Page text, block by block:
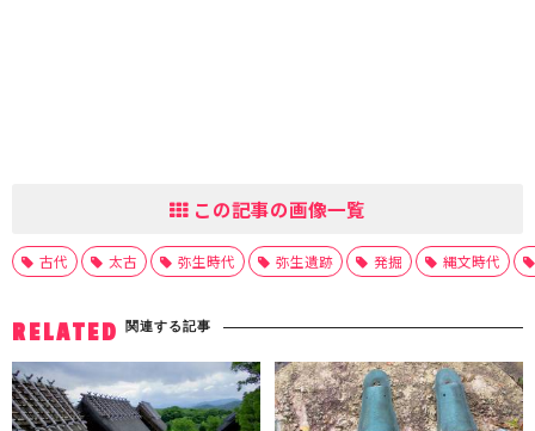
この記事の画像一覧
古代 太古 弥生時代 弥生遺跡 発掘 縄文時代
RELATED 関連する記事